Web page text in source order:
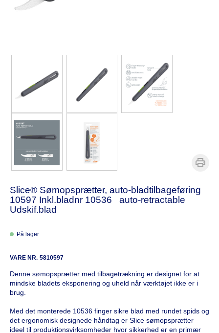
Slice® Sømopsprætter, auto-bladtilbageføring
10597 Inkl.bladnr 10536 auto-retractable
Udskif.blad
På lager
VARE NR. 5810597
Denne sømopsprætter med tilbagetrækning er designet for at
mindske bladets eksponering og uheld når værktøjet ikke er i
brug.
Med det monterede 10536 finger sikre blad med rundet spids og
det ergonomisk designede håndtag er Slice sømopsprætter
ideel til produktionsvirksomheder hvor sikkerhed er en primær